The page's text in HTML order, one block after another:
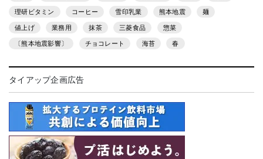
理研ビタミン コーヒー 雪印乳業 熊本地震 麺
値上げ 業務用 抹茶 三菱食品 惣菜
〔熊本地震影響〕 チョコレート 海苔 春
タイアップ企画広告